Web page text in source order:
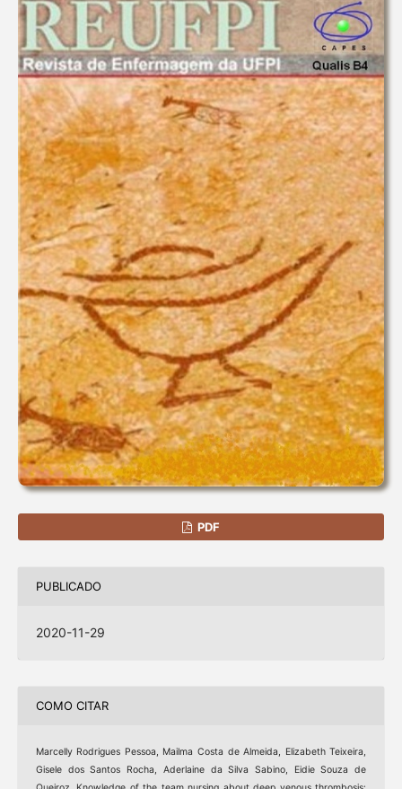
PDF
PUBLICADO
2020-11-29
COMO CITAR
Marcelly Rodrigues Pessoa, Mailma Costa de Almeida, Elizabeth Teixeira,
Gisele dos Santos Rocha, Aderlaine da Silva Sabino, Eidie Souza de